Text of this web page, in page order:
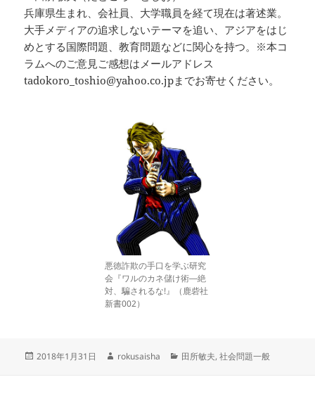
兵庫県生まれ、会社員、大学職員を経て現在は著述業。
大手メディアの追求しないテーマを追い、アジアをはじ
めとする国際問題、教育問題などに関心を持つ。※本コ
ラムへのご意見ご感想はメールアドレス
tadokoro_toshio@yahoo.co.jpまでお寄せください。
悪徳詐欺の手口を学ぶ研究
会『ワルのカネ儲け術―絶
対、騙されるな!』（鹿砦社
新書002）
投
2018年1月31日
作
rokusaisha
カ
田所敏夫,社会問題一般